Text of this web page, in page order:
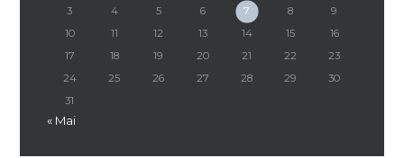
3
4 5 6 7 8
9
10
11 12 13 14 15
16
17
18 19 20 21 22
23
24
25 26 27 28 29
30
31
« Mai